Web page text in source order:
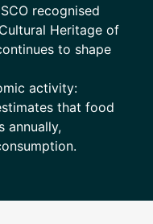
recognised
Heritage of
to shape
activity:
that food
annually,